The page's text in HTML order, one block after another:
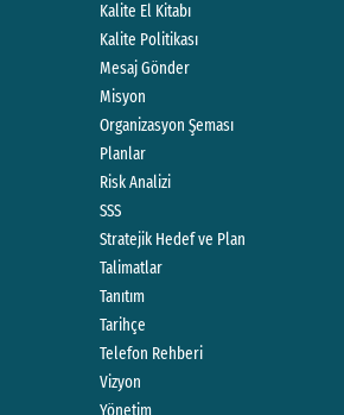
Kalite El Kitabı
Kalite Politikası
Mesaj Gönder
Misyon
Organizasyon Şeması
Planlar
Risk Analizi
SSS
Stratejik Hedef ve Plan
Talimatlar
Tanıtım
Tarihçe
Telefon Rehberi
Vizyon